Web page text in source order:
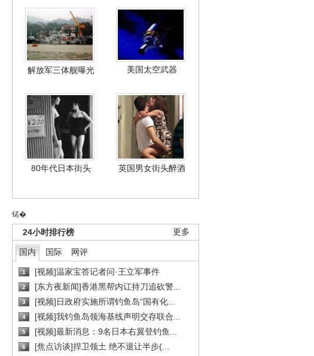
解放军三体舰曝光 美国太空武器
80年代日本街头 英国男女街头醉酒
锘�
更多
24小时排行榜
国内 国际 网评
1 [视频]温家宝答记者问·王立军事件
2 [东方夜新闻]香港黑帮内讧持刀追砍警...
3 [视频]日政府实施所谓钓鱼岛“国有化...
4 [视频]我钓鱼岛领海基线声明交存联合...
5 [视频]最新消息：9名日本右翼登钓鱼...
6 [焦点访谈]捍卫领土 绝不退让半步(...